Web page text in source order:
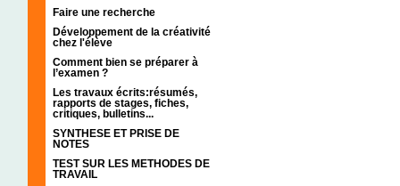
Faire une recherche
Développement de la créativité
chez l'élève
Comment bien se préparer à
l’examen ?
Les travaux écrits:résumés,
rapports de stages, fiches,
critiques, bulletins...
SYNTHESE ET PRISE DE
NOTES
TEST SUR LES METHODES DE
TRAVAIL